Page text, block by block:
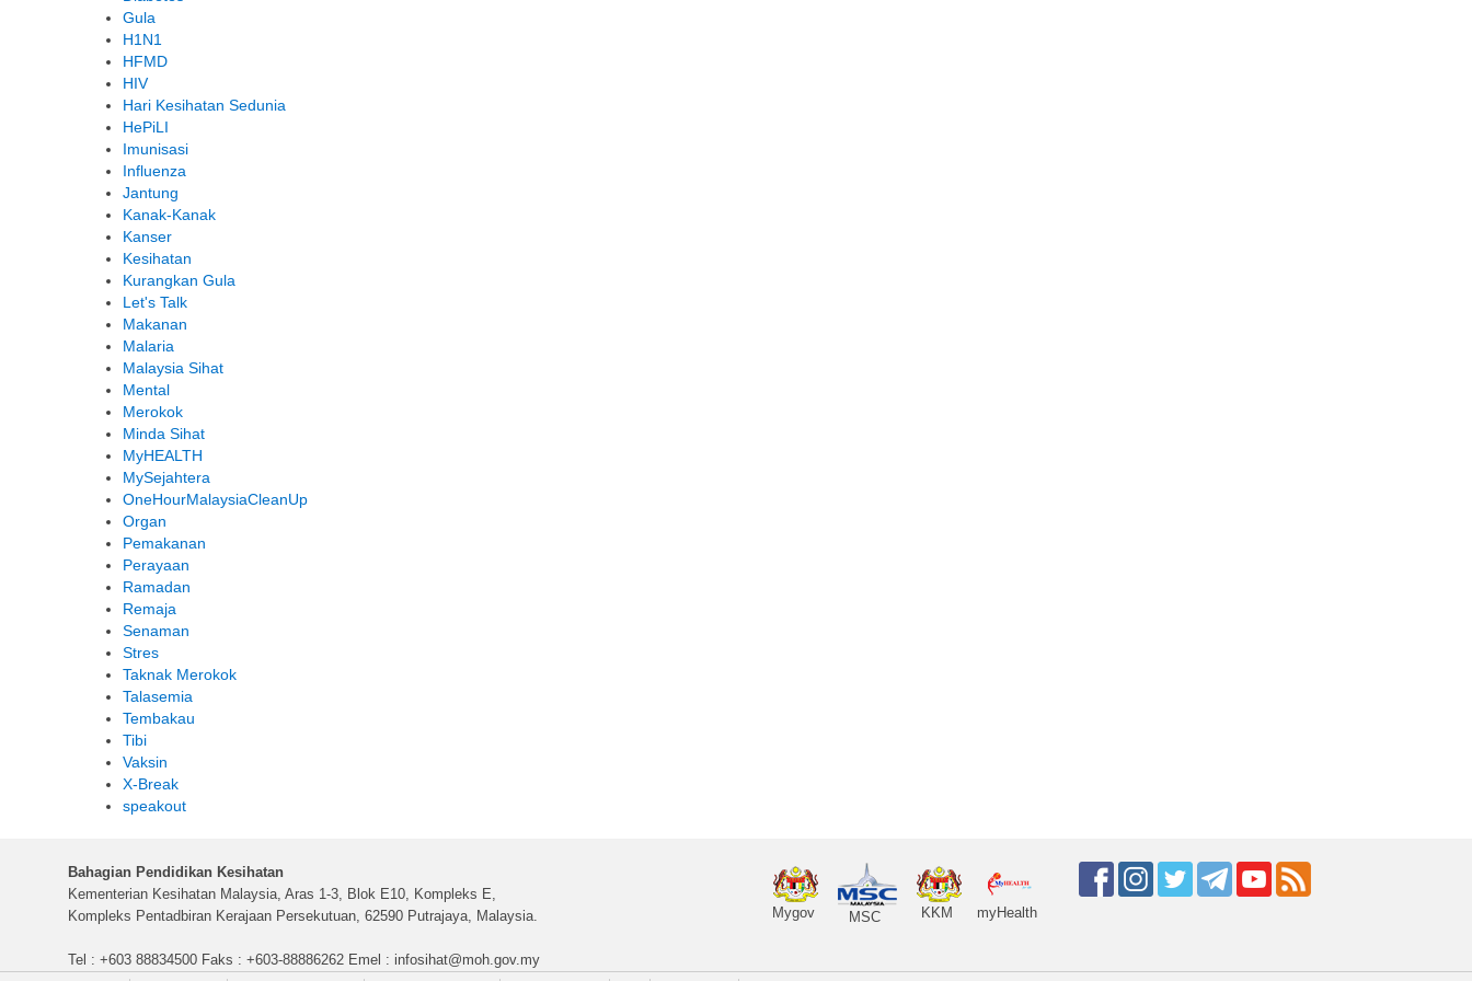
Gula
H1N1
HFMD
HIV
Hari Kesihatan Sedunia
HePiLI
Imunisasi
Influenza
Jantung
Kanak-Kanak
Kanser
Kesihatan
Kurangkan Gula
Let's Talk
Makanan
Malaria
Malaysia Sihat
Mental
Merokok
Minda Sihat
MyHEALTH
MySejahtera
OneHourMalaysiaCleanUp
Organ
Pemakanan
Perayaan
Ramadan
Remaja
Senaman
Stres
Taknak Merokok
Talasemia
Tembakau
Tibi
Vaksin
X-Break
speakout
Bahagian Pendidikan Kesihatan
Kementerian Kesihatan Malaysia, Aras 1-3, Blok E10, Kompleks E,
Kompleks Pentadbiran Kerajaan Persekutuan, 62590 Putrajaya, Malaysia.
Tel : +603 88834500 Faks : +603-88886262 Emel : infosihat@moh.gov.my
Mygov MSC KKM myHealth